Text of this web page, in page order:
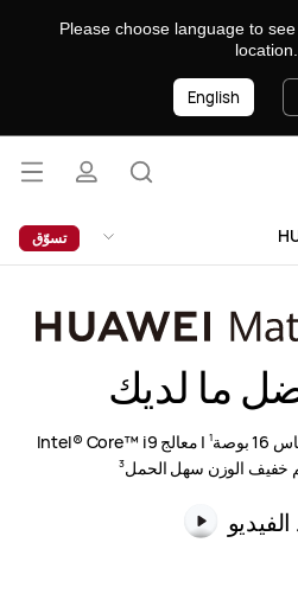
Please choose language to
location.
English
تعريفي
فتح
تسوّق
ما لديك
1
| معالج Intel® Core™ i9
الوزن سهل الحمل3